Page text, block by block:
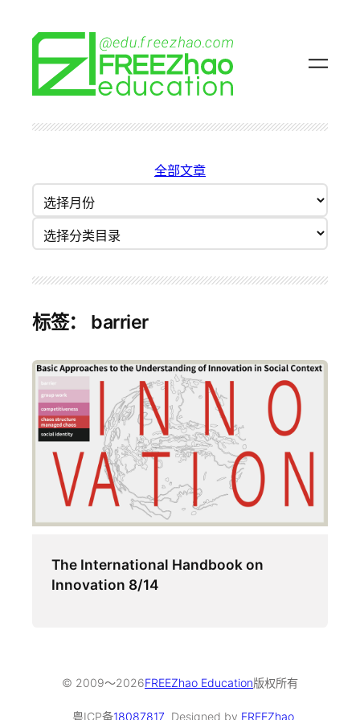
全部文章
档分类目录
标签： barrier
The International Handbook on
Innovation 8/14
© 2009～2026FREEZhao Education版权所有
粤ICP备18087817 Designed by FREEZhao